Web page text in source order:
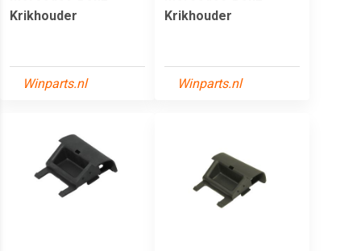
Krikhouder
Winparts.nl
Krikhouder
Winparts.nl